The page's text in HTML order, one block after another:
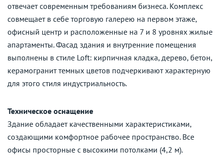
отвечает современным требованиям бизнеса. Комплекс
совмещает в себе торговую галерею на первом этаже,
офисный центр и расположенные на 7 и 8 уровнях жилые
апартаменты. Фасад здания и внутренние помещения
выполнены в стиле Loft: кирпичная кладка, дерево, бетон,
керамогранит темных цветов подчеркивают характерную
для этого стиля индустриальность.
Техническое оснащение
Здание обладает качественными характеристиками,
создающими комфортное рабочее пространство. Все
офисы просторные с высокими потолками (4,2 м).